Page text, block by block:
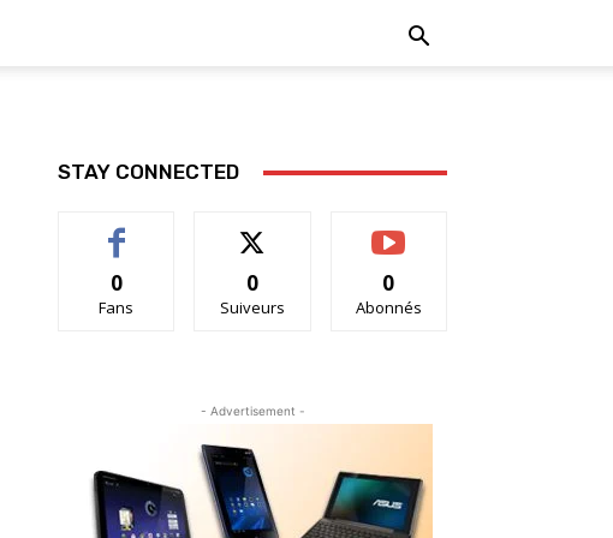
STAY CONNECTED
0
Fans
0
Suiveurs
0
Abonnés
- Advertisement -